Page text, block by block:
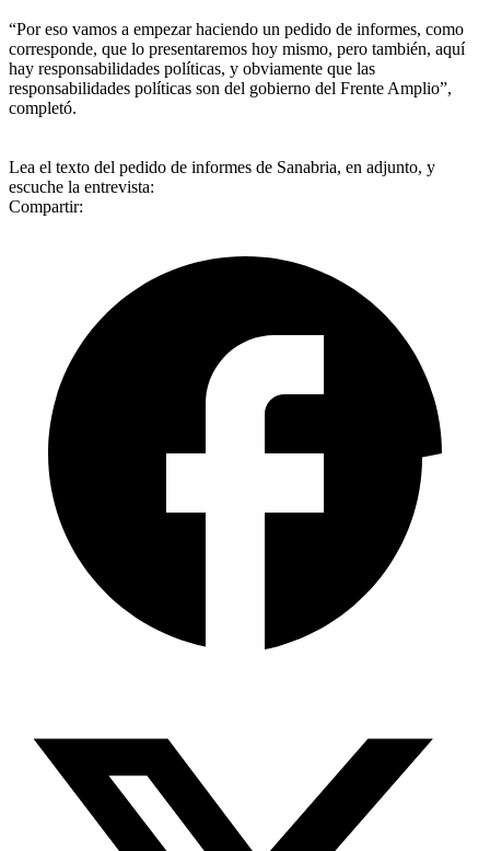
“Por eso vamos a empezar haciendo un pedido de informes, como
corresponde, que lo presentaremos hoy mismo, pero también, aquí
hay responsabilidades políticas, y obviamente que las
responsabilidades políticas son del gobierno del Frente Amplio”,
completó.
Lea el texto del pedido de informes de Sanabria, en adjunto, y
escuche la entrevista:
Compartir: